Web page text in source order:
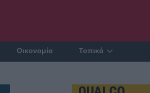
Οικονομία Τοπικά